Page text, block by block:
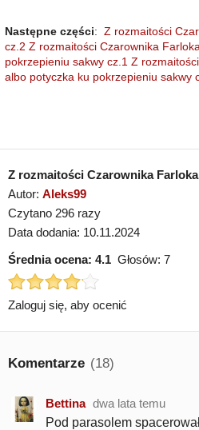
Następne części: Z rozmaitości
cz.2 Z rozmaitości Czarownika
pokrzepieniu sakwy cz.1 Z
albo potyczka ku pokrzepieniu sakwy
Z rozmaitości Czarownika
Autor: Aleks99
Czytano 296 razy
Data dodania: 10.11.2024
Średnia ocena: 4.1 Głosów: 7
Zaloguj się, aby ocenić
Komentarze (18)
Bettina dwa lata temu
Pod parasolem